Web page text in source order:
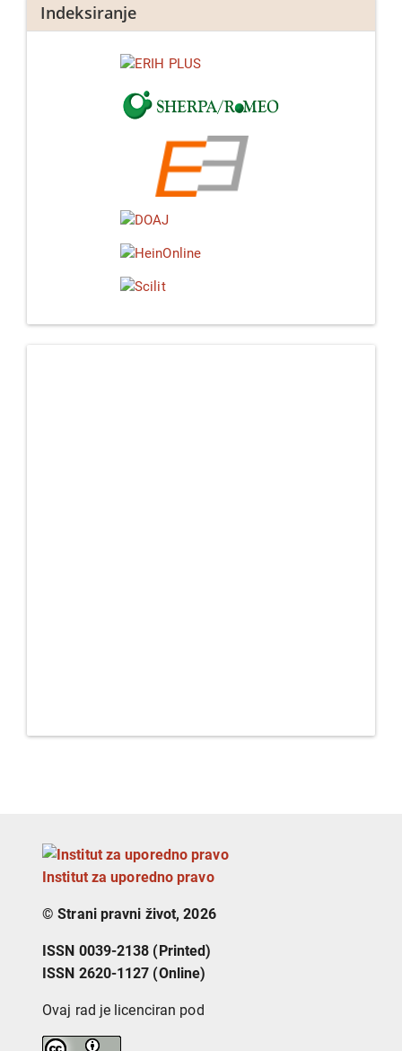
Indeksiranje
Institut za uporedno pravo
© Strani pravni život, 2026
ISSN 0039-2138 (Printed)
ISSN 2620-1127 (Online)
Ovaj rad je licenciran pod